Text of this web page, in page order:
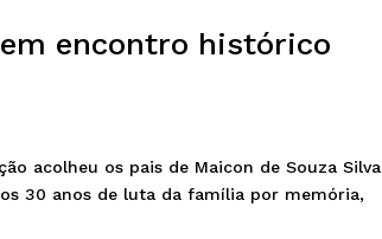
encontro histórico
acolheu os pais de Maicon de Souza Silva
30 anos de luta da família por memória,